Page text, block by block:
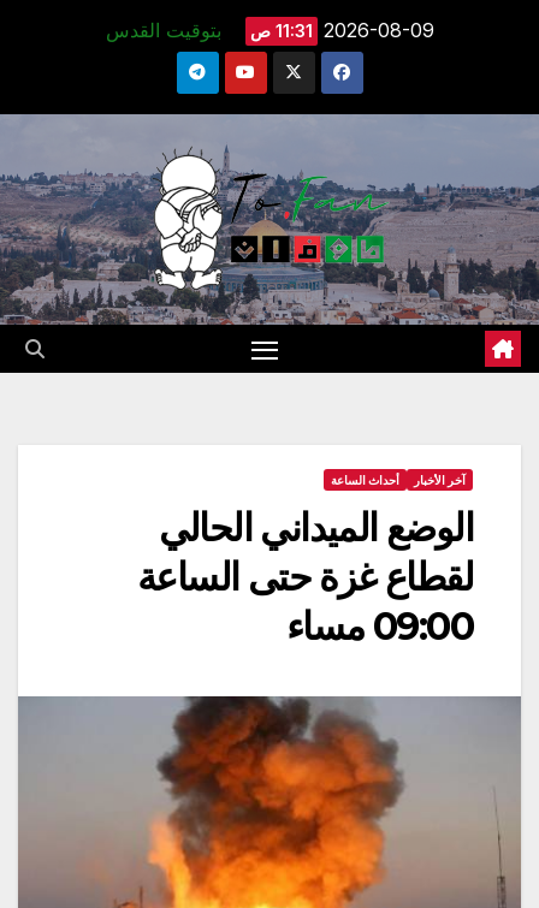
2026-08-09 11:31 ص بتوقيت القدس
آخر الأخبار أحداث الساعة
الوضع الميداني الحالي
لقطاع غزة حتى الساعة
09:00 مساء